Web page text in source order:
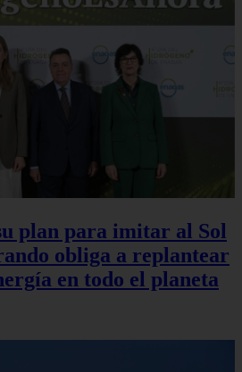
plan para imitar al Sol
obliga a replantear
en todo el planeta